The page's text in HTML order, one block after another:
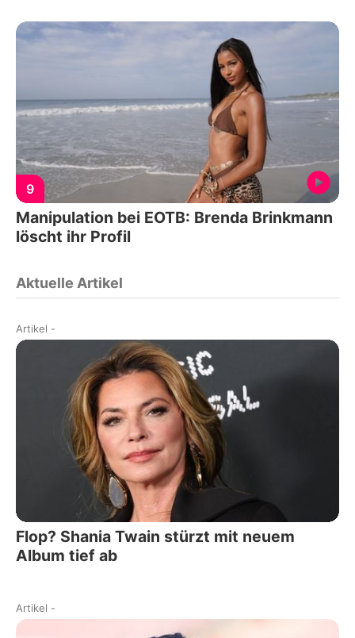
9
Manipulation bei EOTB: Brenda Brinkmann
löscht ihr Profil
Aktuelle Artikel
Artikel -
Flop? Shania Twain stürzt mit neuem
Album tief ab
Artikel -